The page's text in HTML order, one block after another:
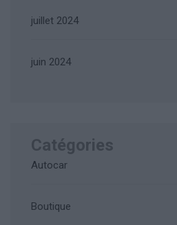
juillet 2024
juin 2024
Catégories
Autocar
Boutique